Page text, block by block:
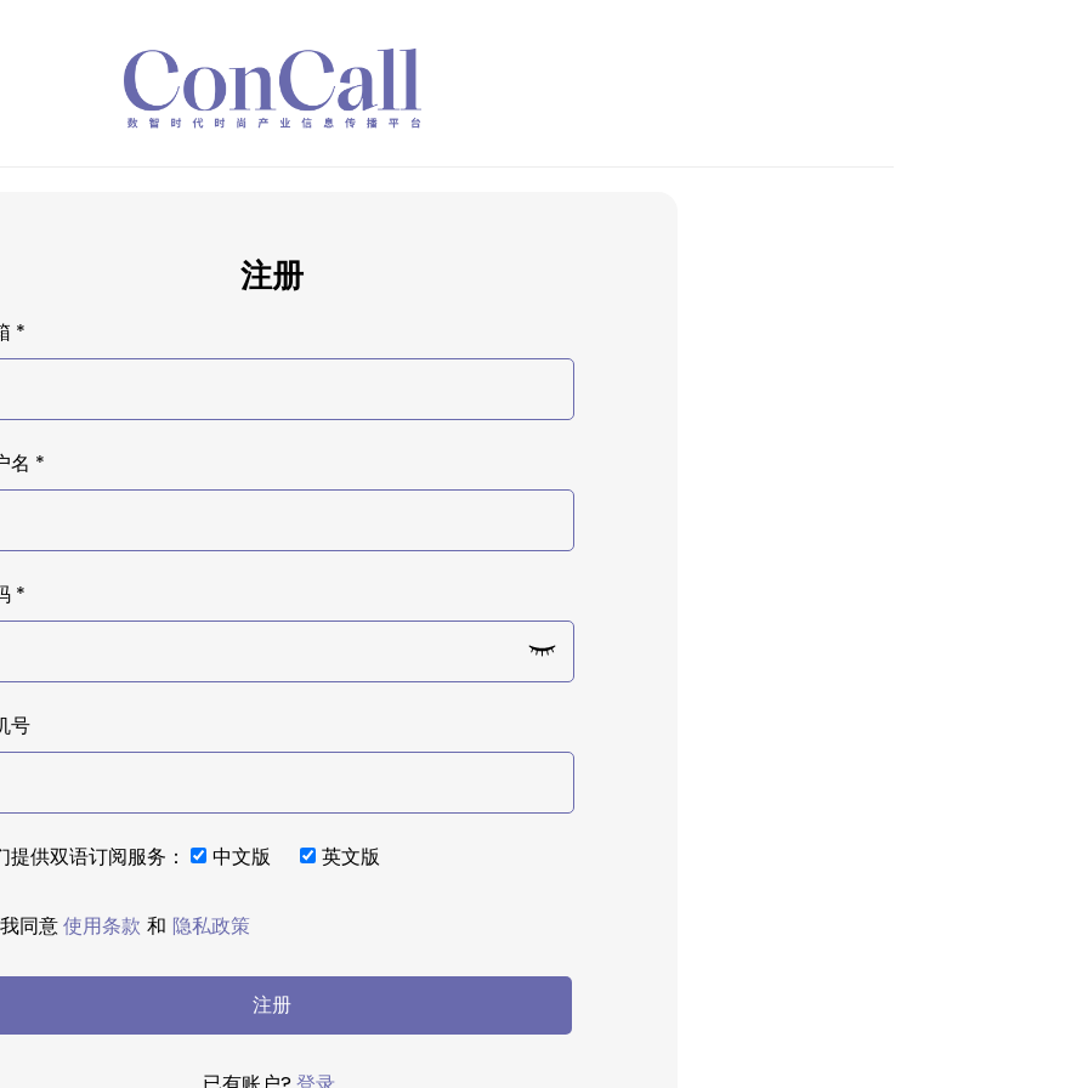
注册
*
名 *
*
号
提供双语订阅服务： 中文版 英文版
我同意使用条款 和 隐私政策
注册